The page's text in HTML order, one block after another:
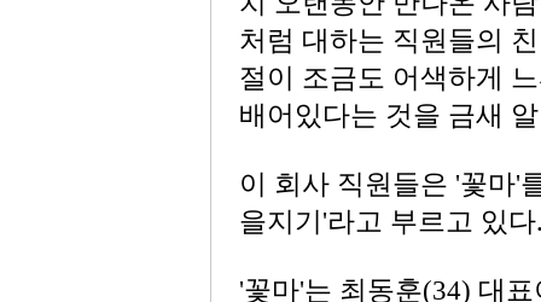
처럼 대하는 직원들의 친
절이 조금도 어색하게
배어있다는 것을 금새
이 회사 직원들은 '꽃마'
을지기'라고 부르고 있다
'꽃마'는 최동훈(34) 대